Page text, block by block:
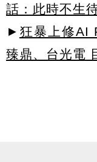
話：此時不生
► 狂暴上修AI
臻鼎、台光電